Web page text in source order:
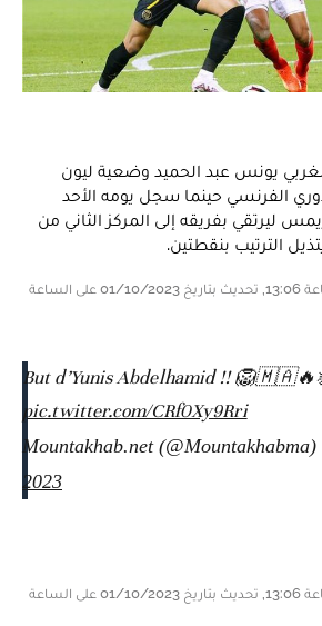
يونس عبد الحميد وضعية ليون
الفرنسي حينما سجل يومه الأحد
ليرتقي بفريقه إلى المركز الثاني من
في 01/10/2023 على الساعة 13:06, تحديث بتاريخ 01/10/2023 على الساعة
But d’Yunis Abdelhamid !!
pic.twitter.com/CRf0Xy9Rri
2023
في 01/10/2023 على الساعة 13:06, تحديث بتاريخ 01/10/2023 على الساعة